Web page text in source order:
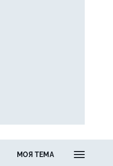
МОЯ ТЕМА